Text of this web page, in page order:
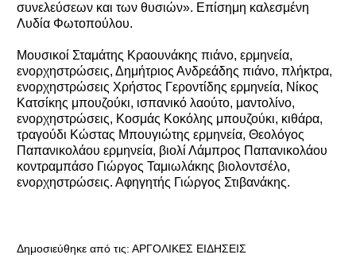
συνελεύσεων και των θυσιών». Επίσημη καλεσμένη
Λυδία Φωτοπούλου.
Μουσικοί Σταμάτης Κραουνάκης πιάνο, ερμηνεία,
ενορχηστρώσεις, Δημήτριος Ανδρεάδης πιάνο, πλήκτρα,
ενορχηστρώσεις Χρήστος Γεροντίδης ερμηνεία, Νίκος
Κατσίκης μπουζούκι, ισπανικό λαούτο, μαντολίνο,
ενορχηστρώσεις, Κοσμάς Κοκόλης μπουζούκι, κιθάρα,
τραγούδι Κώστας Μπουγιώτης ερμηνεία, Θεολόγος
Παπανικολάου ερμηνεία, βιολί Λάμπρος Παπανικολάου
κοντραμπάσο Γιώργος Ταμιωλάκης βιολοντσέλο,
ενορχηστρώσεις. Αφηγητής Γιώργος Στιβανάκης.
Δημοσιεύθηκε από τις: ΑΡΓΟΛΙΚΕΣ ΕΙΔΗΣΕΙΣ